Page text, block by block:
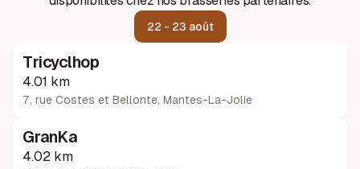
22 - 23 août
Tricyclhop
4.01 km
7, rue Costes et Bellonte, Mantes-La-Jolie
GranKa
4.02 km